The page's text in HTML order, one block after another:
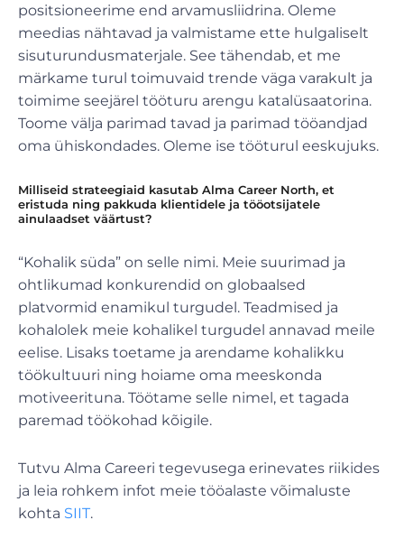
positsioneerime end arvamusliidrina. Oleme
meedias nähtavad ja valmistame ette hulgaliselt
sisuturundusmaterjale. See tähendab, et me
märkame turul toimuvaid trende väga varakult ja
toimime seejärel tööturu arengu katalüsaatorina.
Toome välja parimad tavad ja parimad tööandjad
oma ühiskondades. Oleme ise tööturul eeskujuks.
Milliseid strateegiaid kasutab Alma Career North, et
eristuda ning pakkuda klientidele ja tööotsijatele
ainulaadset väärtust?
“Kohalik süda” on selle nimi. Meie suurimad ja
ohtlikumad konkurendid on globaalsed
platvormid enamikul turgudel. Teadmised ja
kohalolek meie kohalikel turgudel annavad meile
eelise. Lisaks toetame ja arendame kohalikku
töökultuuri ning hoiame oma meeskonda
motiveerituna. Töötame selle nimel, et tagada
paremad töökohad kõigile.
Tutvu Alma Careeri tegevusega erinevates riikides
ja leia rohkem infot meie tööalaste võimaluste
kohta SIIT.